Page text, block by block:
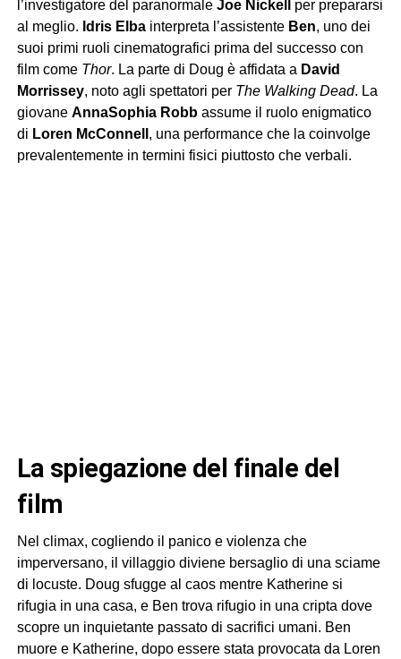
l’investigatore del paranormale Joe Nickell
per prepararsi
al meglio. Idris Elbainterpreta l’assistente Ben, uno dei
suoi primi ruoli cinematografici prima del successo con
film come Thor. La parte di Doug è affidata a David
Morrissey, noto agli spettatori per The Walking Dead. La
giovane AnnaSophia Robbassume il ruolo enigmatico
di Loren McConnell , una performance che la coinvolge
prevalentemente in termini fisici piuttosto che verbali.
La spiegazione del finale del
film
Nel climax, cogliendo il panico e violenza che
imperversano, il villaggio diviene bersaglio di una sciame
di locuste. Doug sfugge al caos mentre Katherine si
rifugia in una casa, e Ben trova rifugio in una cripta dove
scopre un inquietante passato di sacrifici umani. Ben
muore e Katherine, dopo essere stata provocata da Loren